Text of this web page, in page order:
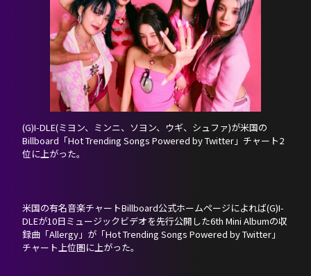
(G)I-DLE(ミヨン、ミンニ、ソヨン、ウギ、シュファ)が米国の
Billboard「Hot Trending Songs Powered by Twitter」チャート2
位に上がった。
米国の有名音楽チャートBillboard公式ホームページによれば(G)I-
DLEが10日ミュージックビデオを先行公開した6th Mini Albumの収
録曲「Allergy」が「Hot Trending Songs Powered by Twitter」
チャート上位圏に上がった。
HOME
NEWS
DISCOGRAPHY